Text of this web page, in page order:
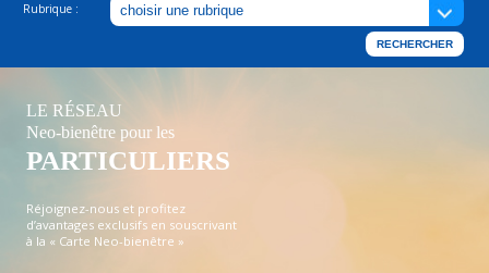
Rubrique :
LE RÉSEAU
Neo-bienêtre pour les
PARTICULIERS
Réjoignez-nous et profitez
d’avantages exclusifs en souscrivant
à la « Carte Neo-bienêtre »